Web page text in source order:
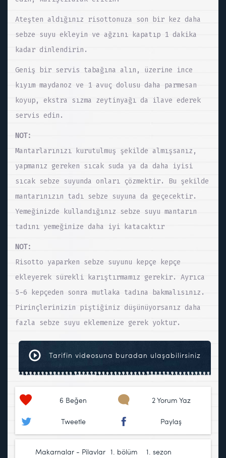
Ateşten aldığınız risottonuza son bir kez daha
sebze suyu ekleyin ve ağzını kapatıp 1 dakika
kadar dinlendirin.
Geniş bir servis tabağına alın, üzerine ince
kıyım maydanoz ve 1 avuç dolusu daha parmesan
koyup, ekstra sızma zeytinyağı da ilave ederek
servis edin.
NOT:
Mantarlarınızı kurutulmuş şekilde almışsanız,
yapmanız gereken sıcak suda ya da daha iyisi
sıcak sebze suyunda onları çözmektir. Bu şekilde
mantarınızın tadı sebze suyuna da geçecektir.
Yemeğinizde kullandığınız sebze suyu mantarın
tadını yemeğinize daha iyi katacaktır
NOT:
Risotto yaparken sebze suyunu kepçe kepçe
ekleyerek sürekli karıştırmamız gerekir. Ayrıca
5-6 kepçeden sonra mutlaka tadına bakmalısınız.
Pirinçlerinizin piştiğiniz düşünüyorsanız daha
fazla sebze suyu eklemenize gerek yoktur.
Tarifin videosuna buradan ulaşabilirsiniz
6 Beğen 2 Yorum Yaz
Tweetle Paylaş
Makarnalar - Pilavlar 1. bölüm 1. sezon